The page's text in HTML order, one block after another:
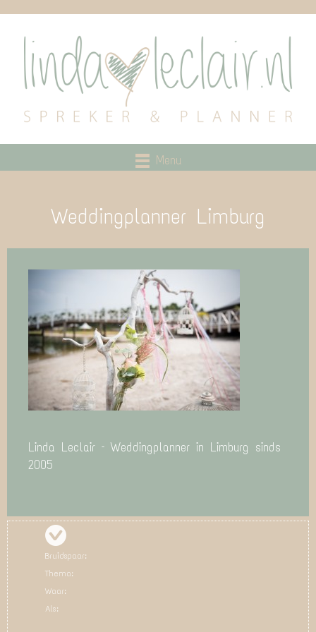
Menu
Weddingplanner Limburg
Linda Leclair – Weddingplanner in Limburg sinds
2005
Bruidspaar:
Thema:
Waar:
Als: